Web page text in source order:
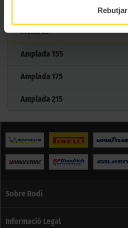
Rebutjar
Mesures
Amplada 155
Amplada 175
Amplada 215
Sobre Rodi
Informació Legal